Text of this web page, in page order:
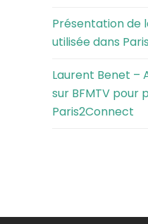
Présentation de
utilisée dans
Laurent Benet –
sur BFMTV pour
Paris2Connect